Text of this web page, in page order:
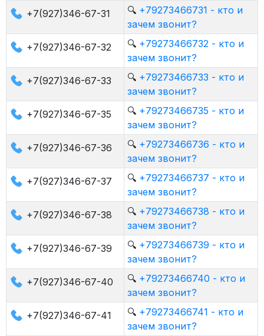
+7(927)346-67-31
🔍 +79273466731 - кто и
зачем звонит?
+7(927)346-67-32
🔍 +79273466732 - кто и
зачем звонит?
+7(927)346-67-33
🔍 +79273466733 - кто и
зачем звонит?
+7(927)346-67-35
🔍 +79273466735 - кто и
зачем звонит?
+7(927)346-67-36
🔍 +79273466736 - кто и
зачем звонит?
+7(927)346-67-37
🔍 +79273466737 - кто и
зачем звонит?
+7(927)346-67-38
🔍 +79273466738 - кто и
зачем звонит?
+7(927)346-67-39
🔍 +79273466739 - кто и
зачем звонит?
+7(927)346-67-40
🔍 +79273466740 - кто и
зачем звонит?
+7(927)346-67-41
🔍 +79273466741 - кто и
зачем звонит?